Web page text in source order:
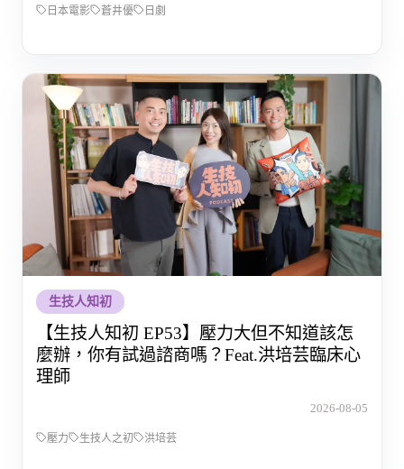
日本電影 蒼井優 日劇
生技人知初
【生技人知初 EP53】壓力大但不知道該怎
麼辦，你有試過諮商嗎？Feat.洪培芸臨床心
理師
2026-08-05
壓力 生技人之初 洪培芸